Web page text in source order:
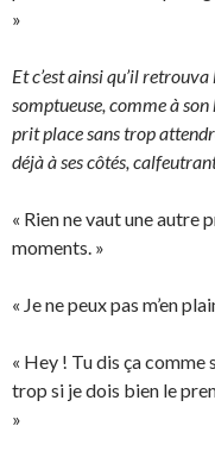
»
Et c’est ainsi qu’il
somptueuse, comme à
prit place sans trop
déjà à ses côtés,
« Rien ne vaut une autre
moments. »
« Je ne peux pas m’en
« Hey ! Tu dis ça comme
trop si je dois bien le
»